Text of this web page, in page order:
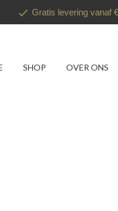
Gratis levering vanaf
SHOP OVER ONS